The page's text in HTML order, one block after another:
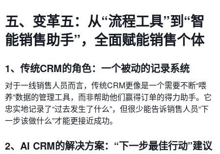
五、变革五：从“流程工具”到“智
能销售助手”，全面赋能销售个体
1、传统CRM的角色：一个被动的记录系统
对于一线销售人员而言，传统CRM更像是一个需要不断“喂
养”数据的管理工具，而非帮助他们赢得订单的得力助手。它
忠实地记录了“过去发生了什么”，但很少能告诉销售人员“下
一步该做什么”才能更接近成功。
2、AI CRM的解决方案：“下一步最佳行动”建议